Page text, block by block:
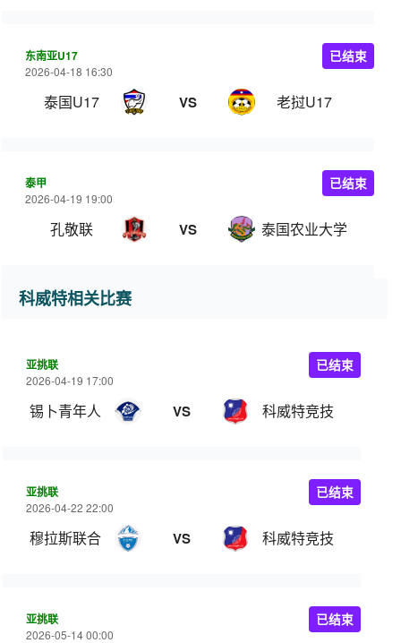
东南亚U17
2026-04-18 16:30
泰国U17 VS 老挝U17
已结束
泰甲
2026-04-19 19:00
孔敬联 VS 泰国农业大学
已结束
科威特相关比赛
亚挑联
2026-04-19 17:00
锡卜青年人 VS 科威特竞技
已结束
亚挑联
2026-04-22 22:00
穆拉斯联合 VS 科威特竞技
已结束
亚挑联
2026-05-14 00:00
已结束